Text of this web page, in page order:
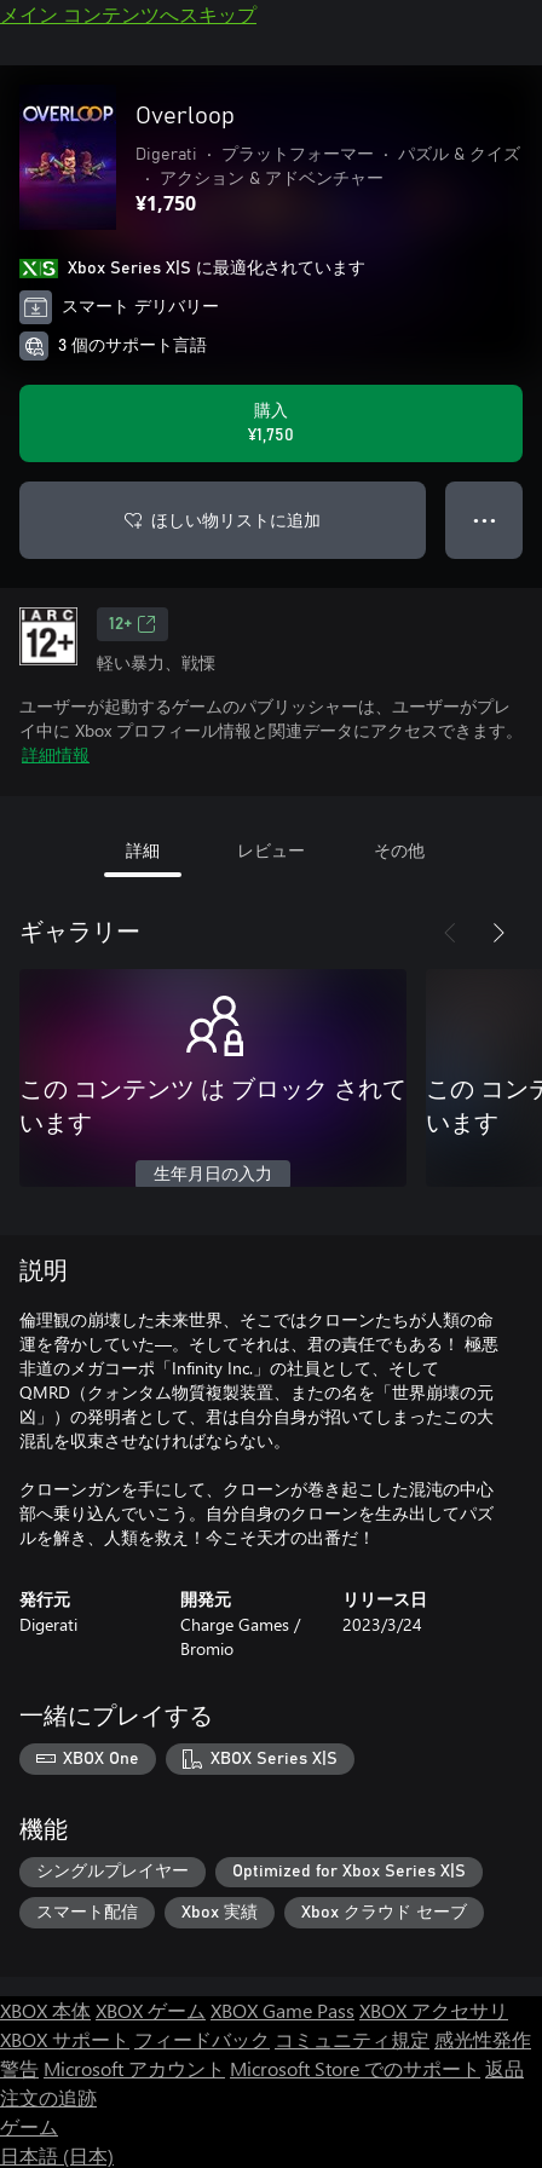
メイン コンテンツへスキップ
Overloop
Digerati • プラットフォーマー •
パズル & クイズ
•
アクション & アドベンチャー
¥1,750
Xbox Series X|S に最適化されています
スマート デリバリー
3 個のサポート言語
購入
¥1,750
ほしい物リストに追加 ● ● ●
12+
軽い暴力、戦慄
ユーザーが起動するゲームのパブリッシャーは、ユーザーがプレ
イ中に Xbox プロフィール情報と関連データにアクセスできます。
詳細情報
詳細 レビュー その他
ギャラリー
この コンテンツ は ブロック されて
います
生年月日の入力
この コン
います
説明
倫理観の崩壊した未来世界、そこではクローンたちが人類の命
運を脅かしていた—。そしてそれは、君の責任でもある！ 極悪
非道のメガコーポ「Infinity Inc.」の社員として、そして
QMRD（クォンタム物質複製装置、またの名を「世界崩壊の元
凶」）の発明者として、君は自分自身が招いてしまったこの大
混乱を収束させなければならない。
クローンガンを手にして、クローンが巻き起こした混沌の中心
部へ乗り込んでいこう。自分自身のクローンを生み出してパズ
ルを解き、人類を救え！今こそ天才の出番だ！
発行元
Digerati
開発元
Charge Games /
Bromio
リリース日
2023/3/24
一緒にプレイする
XBOX One XBOX Series X|S
機能
シングルプレイヤー Optimized for Xbox Series X|S
スマート配信 Xbox 実績 Xbox クラウド セーブ
XBOX 本体XBOX ゲーム XBOX Game Pass XBOX アクセサリ
XBOX サポート フィードバック コミュニティ規定 感光性発作
警告 Microsoft アカウント Microsoft Store でのサポート 返品
注文の追跡
ゲーム
日本語 (日本)